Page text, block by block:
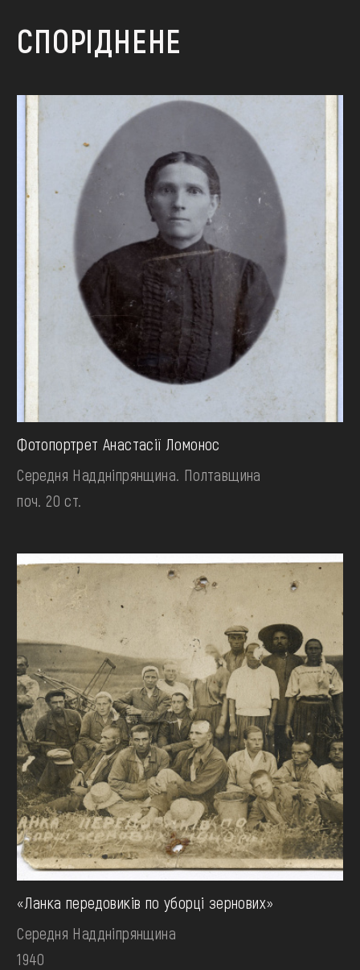
СПОРІДНЕНЕ
Фотопортрет Анастасії Ломонос
Середня Наддніпрянщина. Полтавщина
поч. 20 ст.
«Ланка передовиків по уборці зернових»
Середня Наддніпрянщина
1940